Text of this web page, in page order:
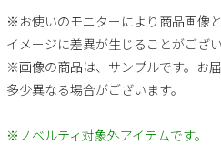
※お使いのモニターにより商品画像
イメージに差異が生じることがござい
※画像の商品は、サンプルです。お
多少異なる場合がございます。
※ノベルティ対象外アイテムです。